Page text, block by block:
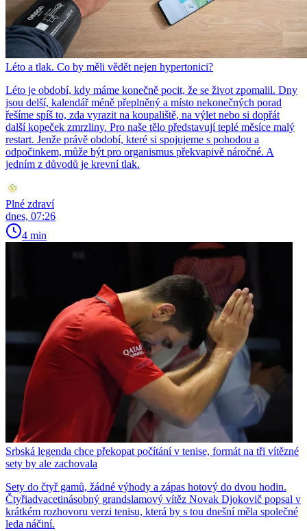
Léto a tlak. Co by měli vědět nejen hypertonici?
Léto je období, kdy máme konečně pocit, že se život zpomalil. Dny
jsou delší, kalendář méně přeplněný a místo nekonečných porad
řešíme spíš to, zda vyrazit na koupaliště, na výlet nebo si dopřát
další kopeček zmrzliny. Pro naše tělo představují teplé měsíce malý
restart. Jenže právě období, které si spojujeme s pohodou a
odpočinkem, může být pro organismus překvapivě náročné. A
jedním z důvodů je krevní tlak.
Plné zdraví
dnes, 07:26
4 min
Srbská legenda chce překopat počítání v tenise, formát na tři vítězné
sety by ale zachovala
Sety do čtyř gamů, žádné výhody a zápas hotový do dvou hodin.
Čtyřiadvacetinásobný grandslamový vítěz Novak Djokovič popsal v
krátkém rozhovoru verzi tenisu, která by s tou dnešní měla společné
leda náčiní.